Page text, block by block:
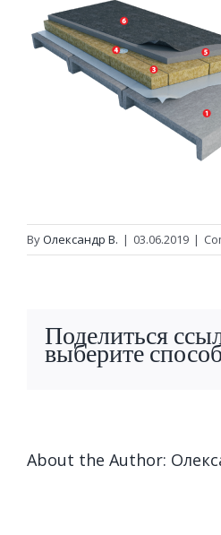
ByОлександр В. | 03.06.2019 |
Поделиться
выберите
About the Author: